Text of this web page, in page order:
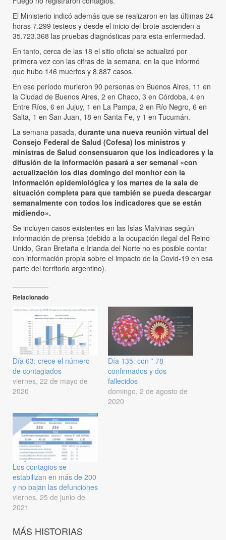
El Ministerio indicó además que se realizaron en las últimas 24
horas 7.299 testeos y desde el inicio del brote ascienden a
35.723.368 las pruebas diagnósticas para esta enfermedad.
En tanto, cerca de las 18 el sitio oficial se actualizó por
primera vez con las cifras de la semana, en la que informó
que hubo 146 muertos y 8.887 casos.
En ese período murieron 90 personas en Buenos Aires, 11 en
la Ciudad de Buenos Aires, 2 en Chaco, 3 en Córdoba, 4 en
Entre Ríos, 6 en Jujuy, 1 en La Pampa, 2 en Río Negro, 6 en
Salta, 1 en San Juan, 18 en Santa Fe, y 1 en Tucumán.
La semana pasada, durante una nueva reunión virtual del
Consejo Federal de Salud (Cofesa) los ministros y
ministras de Salud consensuaron que los indicadores y la
difusión de la información pasará a ser semanal «con
actualización los días domingo del monitor con la
información epidemiológica y los martes de la sala de
situación completa para que también se pueda descargar
semanalmente con todos los indicadores que se están
midiendo».
Se incluyen casos existentes en las Islas Malvinas según
información de prensa (debido a la ocupación ilegal del Reino
Unido, Gran Bretaña e Irlanda del Norte no es posible contar
con información propia sobre el impacto de la Covid-19 en esa
parte del territorio argentino).
Relacionado
Día 63: crece el número
de contagiados
viernes, 22 de mayo de
2020
Día 135: con * 78
confirmados y dos
fallecidos
domingo, 2 de agosto de
2020
Los contagios se
estabilizan en más de 200
y no bajan las defunciones
viernes, 25 de junio de
2021
MÁS HISTORIAS